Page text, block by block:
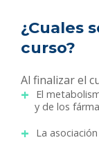
¿Cuales
curso?
Al finalizar el
El
y de los
La